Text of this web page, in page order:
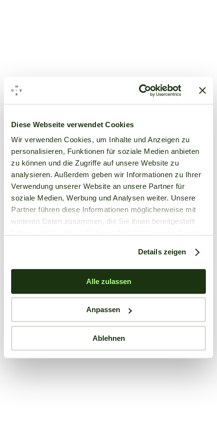
Diese Webseite verwendet Cookies
Wir verwenden Cookies, um Inhalte und Anzeigen zu
personalisieren, Funktionen für soziale Medien anbieten
zu können und die Zugriffe auf unsere Website zu
analysieren. Außerdem geben wir Informationen zu Ihrer
Verwendung unserer Website an unsere Partner für
soziale Medien, Werbung und Analysen weiter. Unsere
Partner führen diese Informationen möglicherweise mit
weiteren Daten zusammen, die Sie ihnen bereitgestellt
Details zeigen
Alle zulassen
Anpassen
Ablehnen